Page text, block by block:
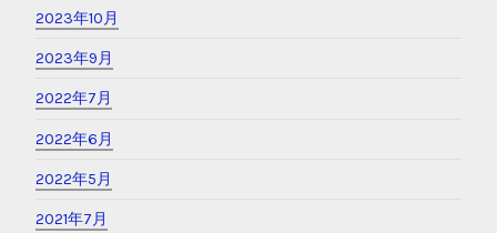
2023年10月
2023年9月
2022年7月
2022年6月
2022年5月
2021年7月